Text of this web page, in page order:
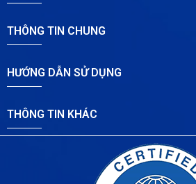
THÔNG TIN CHUNG
HƯỚNG DẪN SỬ DỤNG
THÔNG TIN KHÁC